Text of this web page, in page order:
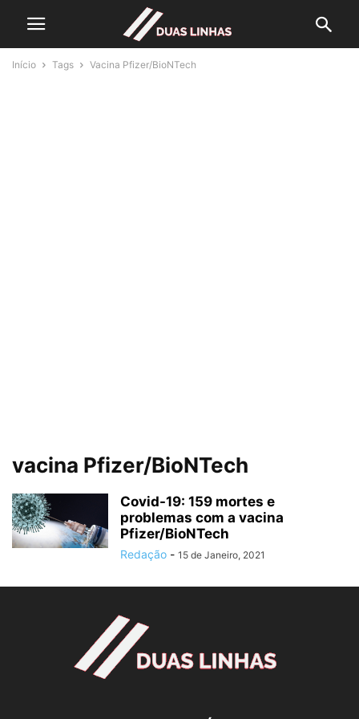
Início Tags Vacina Pfizer/BioNTech
vacina Pfizer/BioNTech
Covid-19: 159 mortes e
problemas com a vacina
Pfizer/BioNTech
Redação - 15 de Janeiro, 2021